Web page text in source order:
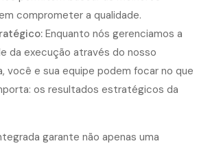
comprometer a qualidade.
Enquanto nós gerenciamos a
da execução através do nosso
você e sua equipe podem focar no que
os resultados estratégicos da
garante não apenas uma